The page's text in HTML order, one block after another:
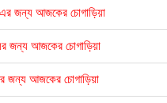
জন্য আজকের চোগাড়িয়া
জন্য আজকের চোগাড়িয়া
জন্য আজকের চোগাড়িয়া